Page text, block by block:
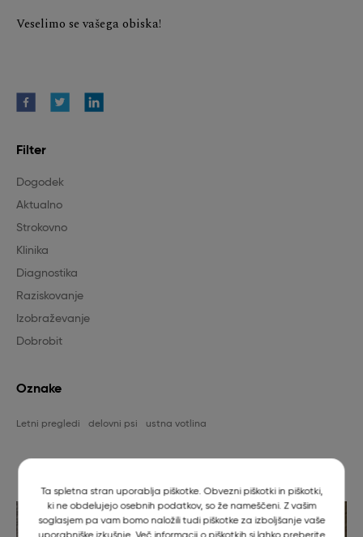
Veselimo se vašega obiska!
Filter
Dogodek
Aktualno
Strokovno
Klinika
Diagnostika
Raziskovanje
Izobraževanje
Dobrobit
Oznake
Letni pregledi delovni psi ustna votlina
Ta spletna stran uporablja piškotke. Obvezni piškotki in piškotki,
ki ne obdelujejo osebnih podatkov, so že nameščeni. Z vašim
soglasjem pa vam bomo naložili tudi piškotke za izboljšanje vaše